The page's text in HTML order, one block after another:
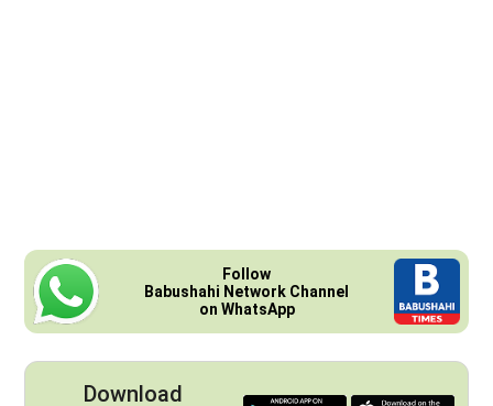
Follow
Babushahi Network Channel
on WhatsApp
Download